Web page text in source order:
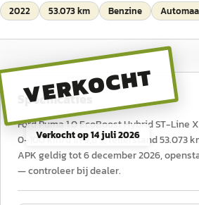
2022 53.073 km Benzine
VERKOCHT
Verkocht op14 juli 2026
Specificaties
Ford Puma 1.0 EcoBoost Hybrid ST-Line
0–100 km/u in 9,8 s, tellerstand 53.073
APK geldig tot 6 december 2026,
— controleer bij dealer.